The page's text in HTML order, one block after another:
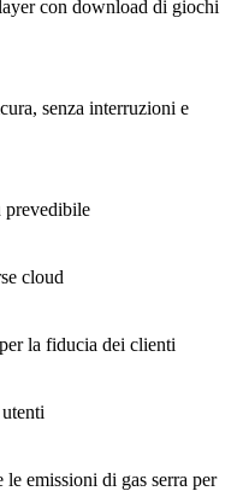
con download di giochi
senza interruzioni e
prevedibile
cloud
la fiducia dei clienti
emissioni di gas serra per